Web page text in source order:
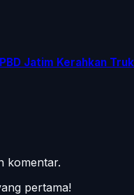
Jatim Kerahkan Truk
komentar.
pertama!